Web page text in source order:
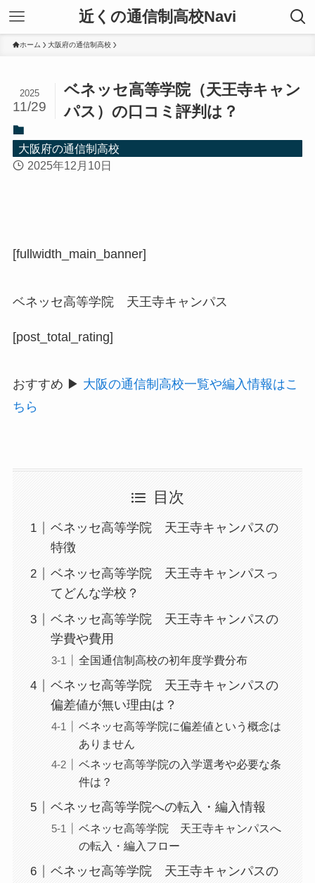
近くの通信制高校Navi
ホーム 大阪府の通信制高校
ベネッセ高等学院（天王寺キャン
パス）の口コミ評判は？
2025
11/29
大阪府の通信制高校
2025年12月10日
[fullwidth_main_banner]
ベネッセ高等学院 天王寺キャンパス
[post_total_rating]
おすすめ ▶ 大阪の通信制高校一覧や編入情報はこ
ちら
目次
ベネッセ高等学院 天王寺キャンパスの
特徴
ベネッセ高等学院 天王寺キャンパスっ
てどんな学校？
ベネッセ高等学院 天王寺キャンパスの
学費や費用
全国通信制高校の初年度学費分布
ベネッセ高等学院 天王寺キャンパスの
偏差値が無い理由は？
ベネッセ高等学院に偏差値という概念は
ありません
ベネッセ高等学院の入学選考や必要な条
件は？
ベネッセ高等学院への転入・編入情報
ベネッセ高等学院 天王寺キャンパスへ
の転入・編入フロー
ベネッセ高等学院 天王寺キャンパスの